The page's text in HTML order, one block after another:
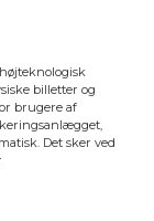
billetter og
brugere af
Det sker ved